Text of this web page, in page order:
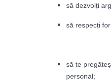
să dezvolți
să respecți
să te
personal;